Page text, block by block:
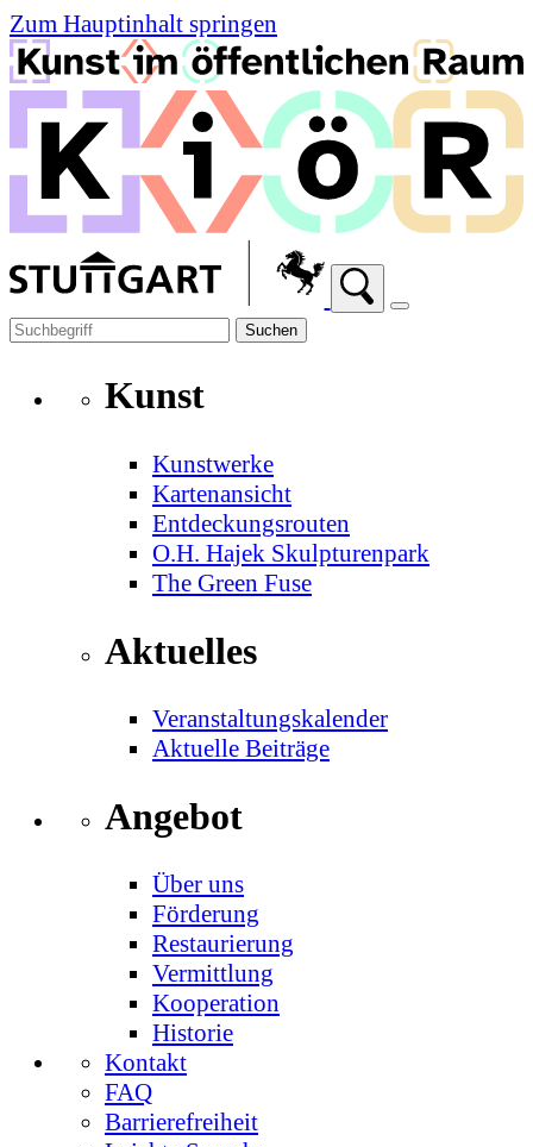
Zum Hauptinhalt springen
Suchen
Kunst
Kunstwerke
Kartenansicht
Entdeckungsrouten
O.H. Hajek Skulpturenpark
The Green Fuse
Aktuelles
Veranstaltungskalender
Aktuelle Beiträge
Angebot
Über uns
Förderung
Restaurierung
Vermittlung
Kooperation
Historie
Kontakt
FAQ
Barrierefreiheit